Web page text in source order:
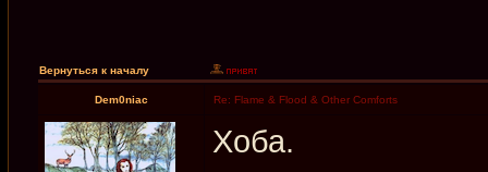
Вернуться к началу
Dem0niac Re: Flame & Flood & Other Comforts
Хоба.